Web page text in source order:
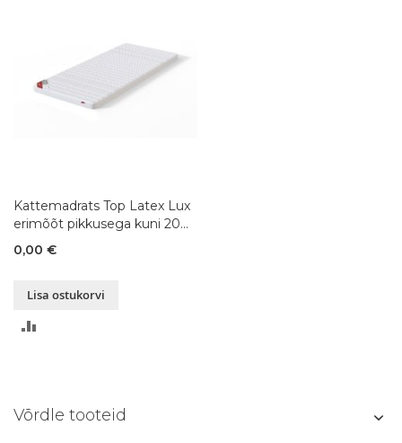
Kattemadrats Top Latex Lux
erimõõt pikkusega kuni 200
cm
0,00 €
Lisa ostukorvi
Võrdle tooteid